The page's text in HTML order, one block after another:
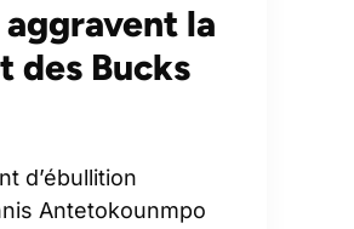
la
des Bucks
d’ébullition
Antetokounmpo